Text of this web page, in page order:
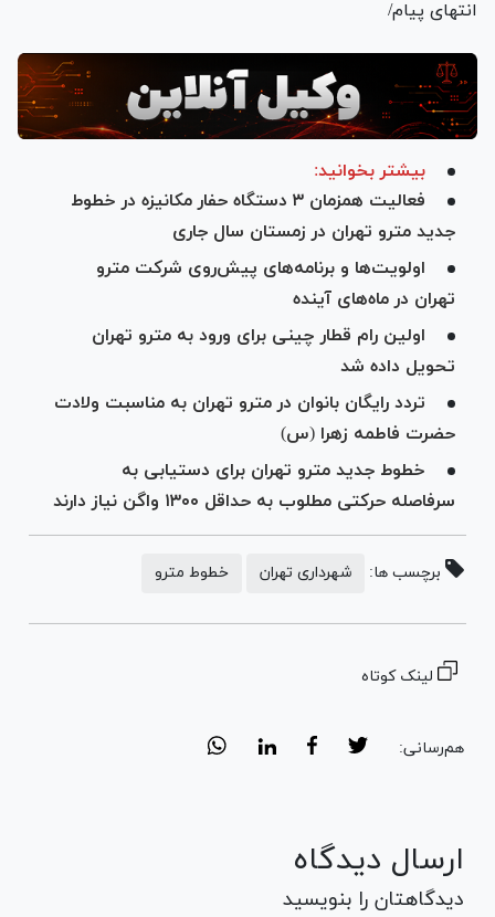
انتهای پیام/
بیشتر بخوانید:
فعالیت همزمان ۳ دستگاه حفار مکانیزه در خطوط
جدید مترو تهران در زمستان سال جاری
اولویت‌ها و برنامه‌های پیش‌روی شرکت مترو
تهران در ماه‌های آینده
اولین رام قطار چینی برای ورود به مترو تهران
تحویل داده شد
تردد رایگان بانوان در مترو تهران به مناسبت ولادت
حضرت فاطمه زهرا (س)
خطوط جدید مترو تهران برای دستیابی به
سرفاصله حرکتی مطلوب به حداقل ۱۳۰۰ واگن نیاز دارند
برچسب ها: شهرداری تهران خطوط مترو
لینک کوتاه
هم‌رسانی:
ارسال دیدگاه
دیدگاهتان را بنویسید